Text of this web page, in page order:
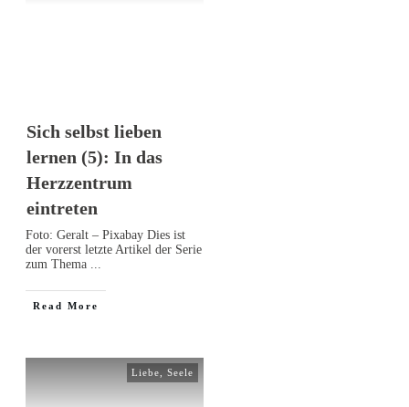
Sich selbst lieben
lernen (5): In das
Herzzentrum
eintreten
Foto: Geralt – Pixabay Dies ist
der vorerst letzte Artikel der Serie
zum Thema
Read More
Liebe Seele